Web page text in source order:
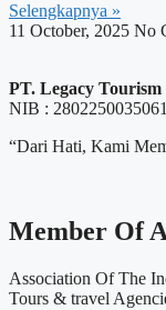
Selengkapnya »
11 October, 2025 No
PT. Legacy Tourism
NIB : 2802250035061
“Dari Hati, Kami
Member Of
Association Of The
Tours & travel